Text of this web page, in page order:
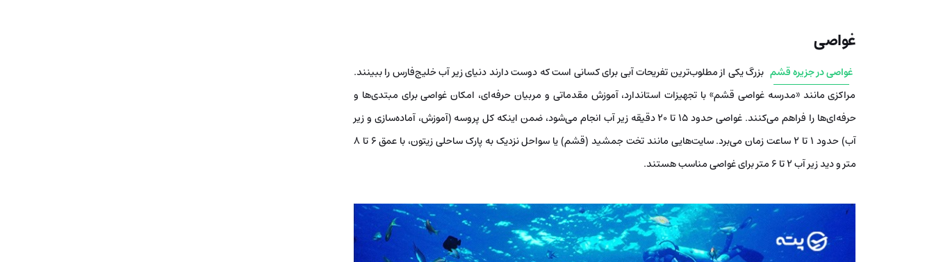
غواصی
غواصی در جزیره قشم بزرگ یکی از مطلوب‌ترین تفریحات آبی برای کسانی است که دوست دارند دنیای زیر آب خلیج‌فارس را ببینند.
مراکزی مانند «مدرسه غواصی قشم» با تجهیزات استاندارد، آموزش مقدماتی و مربیان حرفه‌ای، امکان غواصی برای مبتدی‌ها و
حرفه‌ای‌ها را فراهم می‌کنند. غواصی حدود ۱۵ تا ۲۰ دقیقه زیر آب انجام می‌شود، ضمن اینکه کل پروسه (آموزش، آماده‌سازی و زیر
آب) حدود ۱ تا ۲ ساعت زمان می‌برد. سایت‌هایی مانند تخت جمشید (قشم) یا سواحل نزدیک به پارک ساحلی زیتون، با عمق ۶ تا ۸
متر و دید زیر آب ۲ تا ۶ متر برای غواصی مناسب هستند.